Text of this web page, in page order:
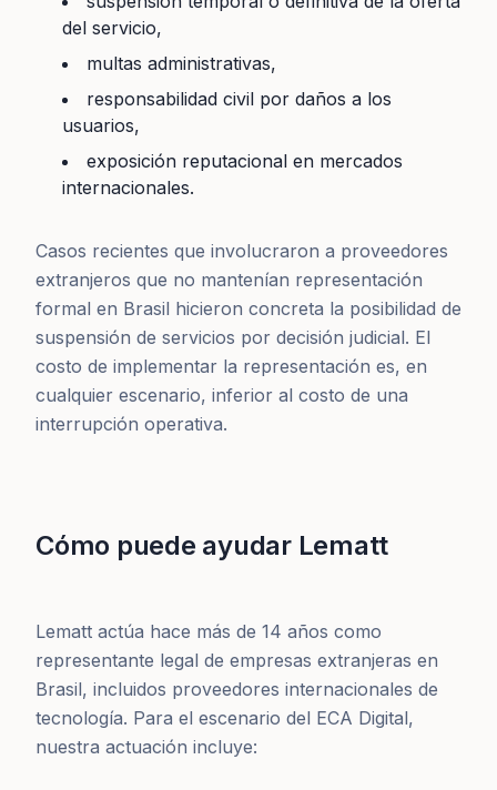
del servicio,
multas administrativas,
responsabilidad civil por daños a los
usuarios,
exposición reputacional en mercados
internacionales.
Casos recientes que involucraron a proveedores
extranjeros que no mantenían representación
formal en Brasil hicieron concreta la posibilidad de
suspensión de servicios por decisión judicial. El
costo de implementar la representación es, en
cualquier escenario, inferior al costo de una
interrupción operativa.
Cómo puede ayudar Lematt
Lematt actúa hace más de 14 años como
representante legal de empresas extranjeras en
Brasil, incluidos proveedores internacionales de
tecnología. Para el escenario del ECA Digital,
nuestra actuación incluye: